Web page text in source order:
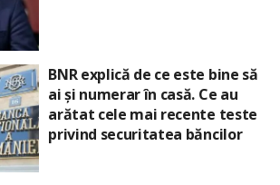
BNR explică de ce este bine să
ai și numerar în casă. Ce au
arătat cele mai recente teste
privind securitatea băncilor